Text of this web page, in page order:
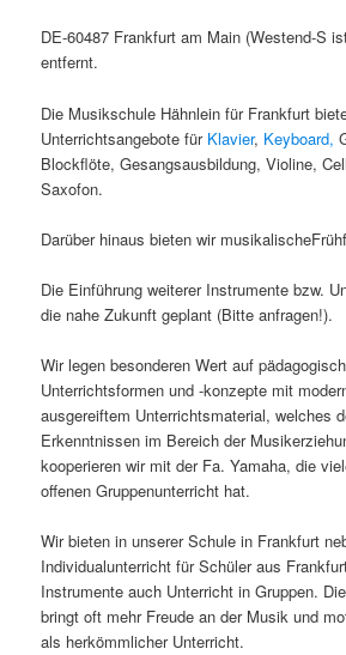
DE-60487 Frankfurt am Main (Westend-S
entfernt.
Die Musikschule Hähnlein für Frankfurt
Unterrichtsangebote für Klavier, Keyboard,
Blockflöte, Gesangsausbildung, Violine,
Saxofon.
Darüber hinaus bieten wir
Die Einführung weiterer Instrumente bzw.
die nahe Zukunft geplant (Bitte anfragen!).
Wir legen besonderen Wert auf
Unterrichtsformen und -konzepte mit
ausgereiftem Unterrichtsmaterial, welches
Erkenntnissen im Bereich der
kooperieren wir mit der Fa. Yamaha, die
offenen Gruppenunterricht hat.
Wir bieten in unserer Schule in Frankfurt
Individualunterricht für Schüler aus
Instrumente auch Unterricht in Gruppen.
bringt oft mehr Freude an der Musik und
als herkömmlicher Unterricht.